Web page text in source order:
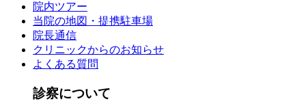
院内ツアー
当院の地図・提携駐車場
院長通信
クリニックからのお知らせ
よくある質問
診察について